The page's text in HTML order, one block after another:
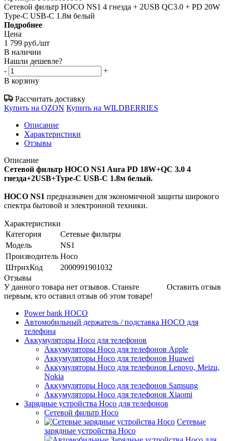
Сетевой фильтр HOCO NS1 4 гнезда + 2USB QC3.0 + PD 20W
Type-C USB-C 1.8м белый
Подробнее
Цена
1 799 руб./шт
В наличии
Нашли дешевле?
-
+
В корзину
Рассчитать доставку
Купить на OZON Купить на WILDBERRIES
Описание
Характеристики
Отзывы
Описание
Сетевой фильтр HOCO NS1 Aura PD 18W+QC 3.0 4
гнезда+2USB+Type-C USB-C 1.8м белый.
HOCO NS1 предназначен для экономичной защиты широкого
спектра бытовой и электронной техники.
Характеристики
Категория
Сетевые фильтры
Модель
NS1
Производитель Hoco
ШтрихКод
2000991901032
Отзывы
Оставить отзыв
У данного товара нет отзывов. Станьте
первым, кто оставил отзыв об этом товаре!
Power bank HOCO
Автомобильный держатель / подставка HOCO для
телефона
Аккумуляторы Hoco для телефонов
Аккумуляторы Hoco для телефонов Apple
Аккумуляторы Hoco для телефонов Huawei
Аккумуляторы Hoco для телефонов Lenovo, Meizu,
Nokia
Аккумуляторы Hoco для телефонов Samsung
Аккумуляторы Hoco для телефонов Xiaomi
Зарядные устройства Hoco для телефонов
Сетевой фильтр Hoco
Сетевые
зарядные устройства Hoco